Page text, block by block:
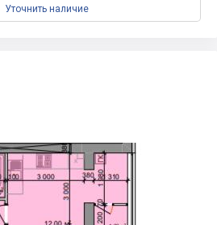
Уточнить наличие